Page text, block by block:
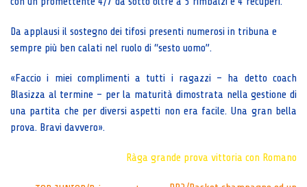
Da applausi il sostegno dei tifosi presenti numerosi in tribuna e
sempre più ben calati nel ruolo di “sesto uomo”.
«Faccio i miei complimenti a tutti i ragazzi – ha detto coach
Blasizza al termine – per la maturità dimostrata nella gestione di
una partita che per diversi aspetti non era facile. Una gran bella
prova. Bravi davvero».
Ràga grande prova vittoria con Romano